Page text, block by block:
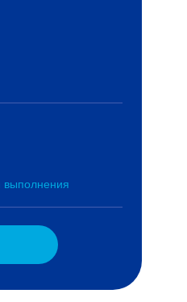
выполнения